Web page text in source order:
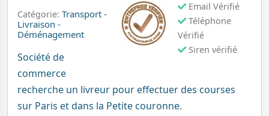
Email Vérifié
Téléphone
Vérifié
Siren vérifié
Catégorie: Transport -
Livraison -
Déménagement
Société de
commerce
recherche un livreur pour effectuer des courses
sur Paris et dans la Petite couronne.